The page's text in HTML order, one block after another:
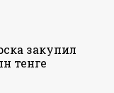
закупил
тенге